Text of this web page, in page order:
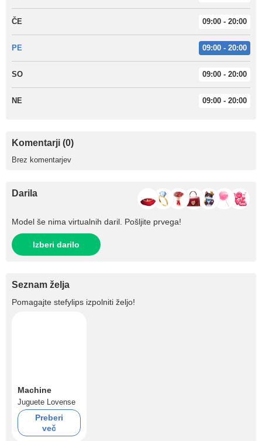
ČE 09:00 - 20:00
PE 09:00 - 20:00
SO 09:00 - 20:00
NE 09:00 - 20:00
Komentarji (0)
Brez komentarjev
Darila
Model še nima virtualnih daril. Pošljite prvega!
Izberi darilo
Seznam želja
Pomagajte stefylips izpolniti željo!
Machine
Juguete Lovense
Preberi
več